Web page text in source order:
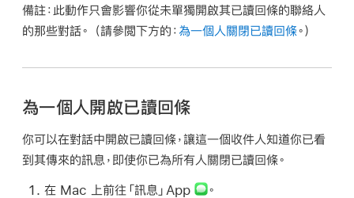
備註： 此動作只會影響你從未單獨開啟其已讀回條的聯絡人
的那些對話。 （請參閲下方的： 為一個人關閉已讀回條。）
為一個人開啟已讀回條
你可以在對話中開啟已讀回條，讓這一個收件人知道你已看
到其傳來的訊息，即使你已為所有人關閉已讀回條。
在 Mac 上前往「訊息」App 。